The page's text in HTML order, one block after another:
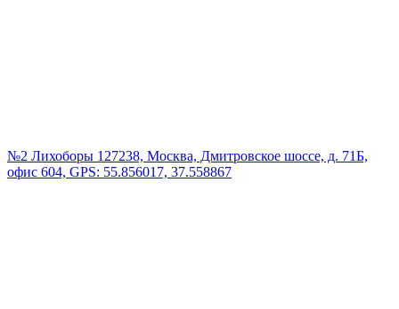
№2 Лихоборы 127238, Москва, Дмитровское шоссе, д. 71Б,
офис 604, GPS: 55.856017, 37.558867